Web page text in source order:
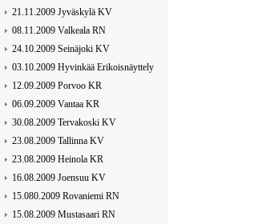
21.11.2009 Jyväskylä KV
08.11.2009 Valkeala RN
24.10.2009 Seinäjoki KV
03.10.2009 Hyvinkää Erikoisnäyttely
12.09.2009 Porvoo KR
06.09.2009 Vantaa KR
30.08.2009 Tervakoski KV
23.08.2009 Tallinna KV
23.08.2009 Heinola KR
16.08.2009 Joensuu KV
15.080.2009 Rovaniemi RN
15.08.2009 Mustasaari RN